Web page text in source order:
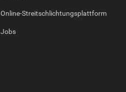
Online-Streitschlichtungsplattform
Jobs